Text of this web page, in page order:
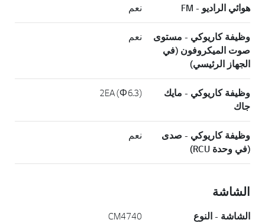
هوائي الراديو - FM نعم
وظيفة كاريوكي - مستوى
صوت الميكروفون (في
الجهاز الرئيسي)
نعم
وظيفة كاريوكي - مايك
جاك
(2EA (Φ6.3
وظيفة كاريوكي - صدى
(في وحدة RCU)
نعم
الشاشة
الشاشة - النوع CM4740